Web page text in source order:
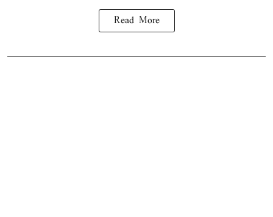
Read More